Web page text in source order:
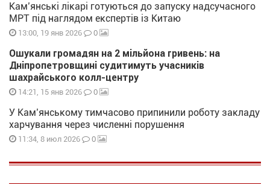
Кам’янські лікарі готуються до запуску надсучасного
МРТ під наглядом експертів із Китаю
13:00, 19 янв 2026 0
Ошукали громадян на 2 мільйона гривень: на
Дніпропетровщині судитимуть учасників
шахрайського колл-центру
14:21, 15 янв 2026 0
У Кам’янському тимчасово припинили роботу закладу
харчування через численні порушення
11:34, 8 июл 2026 0